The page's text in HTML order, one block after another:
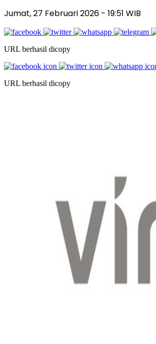
Jumat, 27 Februari 2026 - 19:51 WIB
URL berhasil dicopy
URL berhasil dicopy